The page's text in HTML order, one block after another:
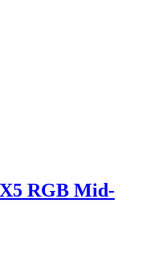
RGB Mid-